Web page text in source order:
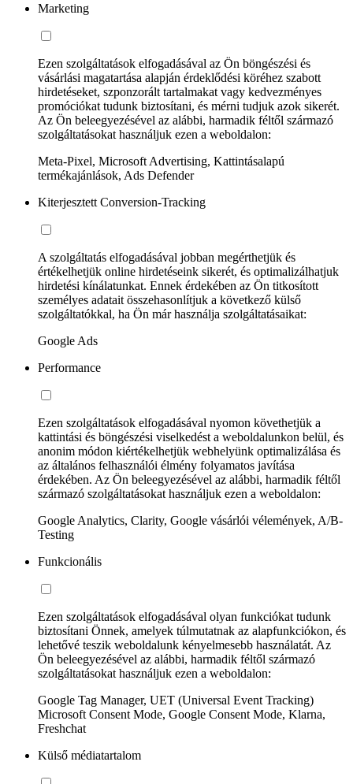
Marketing
Ezen szolgáltatások elfogadásával az Ön böngészési és
vásárlási magatartása alapján érdeklődési köréhez szabott
hirdetéseket, szponzorált tartalmakat vagy kedvezményes
promóciókat tudunk biztosítani, és mérni tudjuk azok sikerét.
Az Ön beleegyezésével az alábbi, harmadik féltől származó
szolgáltatásokat használjuk ezen a weboldalon:
Meta-Pixel, Microsoft Advertising, Kattintásalapú
termékajánlások, Ads Defender
Kiterjesztett Conversion-Tracking
A szolgáltatás elfogadásával jobban megérthetjük és
értékelhetjük online hirdetéseink sikerét, és optimalizálhatjuk
hirdetési kínálatunkat. Ennek érdekében az Ön titkosított
személyes adatait összehasonlítjuk a következő külső
szolgáltatókkal, ha Ön már használja szolgáltatásaikat:
Google Ads
Performance
Ezen szolgáltatások elfogadásával nyomon követhetjük a
kattintási és böngészési viselkedést a weboldalunkon belül, és
anonim módon kiértékelhetjük webhelyünk optimalizálása és
az általános felhasználói élmény folyamatos javítása
érdekében. Az Ön beleegyezésével az alábbi, harmadik féltől
származó szolgáltatásokat használjuk ezen a weboldalon:
Google Analytics, Clarity, Google vásárlói vélemények, A/B-
Testing
Funkcionális
Ezen szolgáltatások elfogadásával olyan funkciókat tudunk
biztosítani Önnek, amelyek túlmutatnak az alapfunkciókon, és
lehetővé teszik weboldalunk kényelmesebb használatát. Az
Ön beleegyezésével az alábbi, harmadik féltől származó
szolgáltatásokat használjuk ezen a weboldalon:
Google Tag Manager, UET (Universal Event Tracking)
Microsoft Consent Mode, Google Consent Mode, Klarna,
Freshchat
Külső médiatartalom